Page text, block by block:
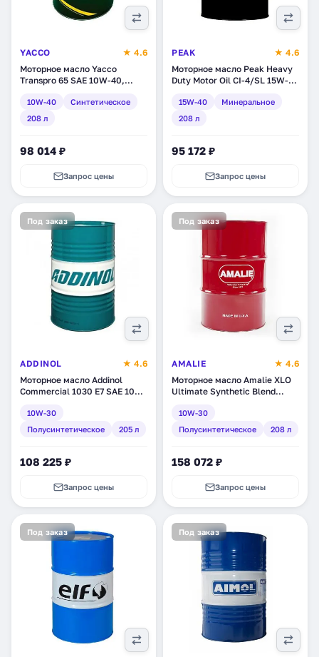
YACCO
★ 4.6
Моторное масло Yacco
Transpro 65 SAE 10W-40,
10W-40
Синтетическое
208 л
98 014 ₽
Запрос цены
PEAK
★ 4.6
Моторное масло Peak Heavy
Duty Motor Oil CI-4/SL 15W-
(7020110)
15W-40
Минеральное
208 л
95 172 ₽
Запрос цены
Под заказ
ADDINOL
★ 4.6
Моторное масло Addinol
Commercial 1030 E7 SAE 10W-
(4014766400376)
10W-30
Полусинтетическое
205 л
108 225 ₽
Запрос цены
Под заказ
AMALIE
★ 4.6
Моторное масло Amalie XLO
Ultimate Synthetic Blend
208 л (160-79173-05)
10W-30
Полусинтетическое
208 л
158 072 ₽
Запрос цены
Под заказ Под заказ